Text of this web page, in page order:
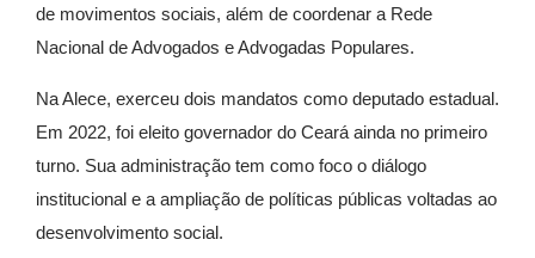
de movimentos sociais, além de coordenar a Rede
Nacional de Advogados e Advogadas Populares.
Na Alece, exerceu dois mandatos como deputado estadual.
Em 2022, foi eleito governador do Ceará ainda no primeiro
turno. Sua administração tem como foco o diálogo
institucional e a ampliação de políticas públicas voltadas ao
desenvolvimento social.